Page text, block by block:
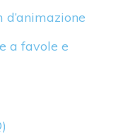
a favole e